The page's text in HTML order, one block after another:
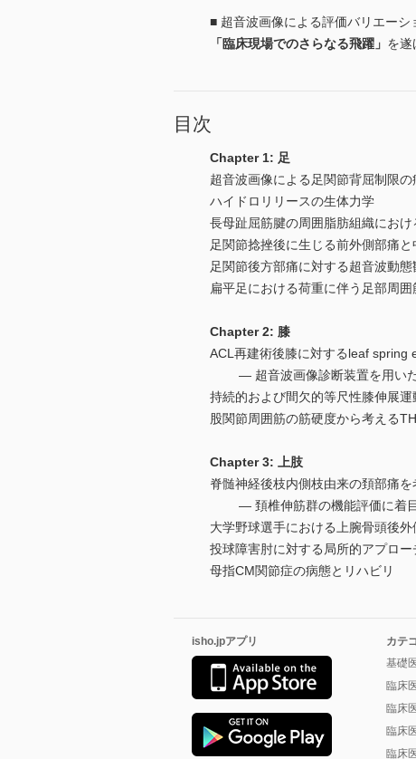
■ 超音波画像による評価バリエーシ
「臨床現場でのさらなる飛躍」 を遂
目次
Chapter 1: 足
超音波画像による足関節背屈制限
ハイドロリリースの生体力学
長母趾屈筋腱の周囲脂肪組織にお
足関節捻挫後に生じる前外側部痛
足関節後方部痛に対する超音波動
扁平足における荷重に伴う足部周
Chapter 2: 膝
ACL再建術後膝に対するleaf spring
― 超音波画像診断装置を用い
持続的および間欠的等尺性膝伸展
股関節周囲筋の筋硬度から考える
Chapter 3: 上肢
脊髄神経後枝内側枝由来の頚部痛を
― 頚椎伸筋群の機能評価に着
大学野球選手における上腕骨頭後
投球障害肘に対する局所的アプロー
母指CM関節症の病態とリハビリ
isho.jpアプリ
カテ
基礎
臨床
臨床
臨床
臨床